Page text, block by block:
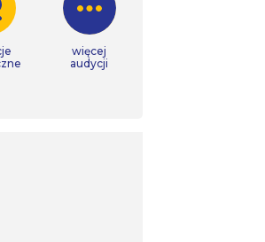
więcej
audycji